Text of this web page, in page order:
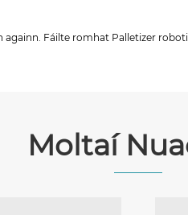
Fáilte romhat Palletizer
Moltaí